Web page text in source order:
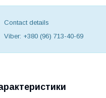
Contact details
Viber: +380 (96) 713-40-69